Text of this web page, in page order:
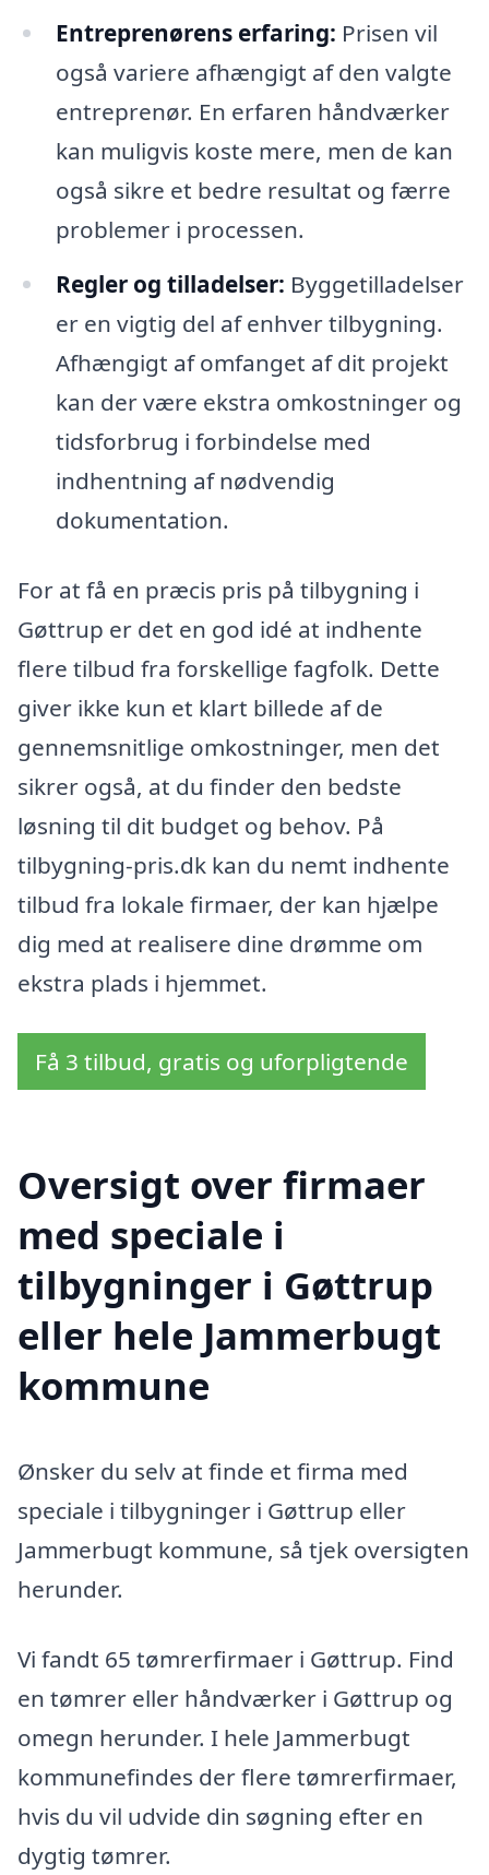
Entreprenørens erfaring: Prisen vil
også variere afhængigt af den valgte
entreprenør. En erfaren håndværker
kan muligvis koste mere, men de kan
også sikre et bedre resultat og færre
problemer i processen.
Regler og tilladelser: Byggetilladelser
er en vigtig del af enhver tilbygning.
Afhængigt af omfanget af dit projekt
kan der være ekstra omkostninger og
tidsforbrug i forbindelse med
indhentning af nødvendig
dokumentation.
For at få en præcis pris på tilbygning i
Gøttrup er det en god idé at indhente
flere tilbud fra forskellige fagfolk. Dette
giver ikke kun et klart billede af de
gennemsnitlige omkostninger, men det
sikrer også, at du finder den bedste
løsning til dit budget og behov. På
tilbygning-pris.dk kan du nemt indhente
tilbud fra lokale firmaer, der kan hjælpe
dig med at realisere dine drømme om
ekstra plads i hjemmet.
Få 3 tilbud, gratis og uforpligtende
Oversigt over firmaer
med speciale i
tilbygninger i Gøttrup
eller hele Jammerbugt
kommune
Ønsker du selv at finde et firma med
speciale i tilbygninger i Gøttrup eller
Jammerbugt kommune, så tjek oversigten
herunder.
Vi fandt 65 tømrerfirmaer i Gøttrup. Find
en tømrer eller håndværker i Gøttrup og
omegn herunder. I hele Jammerbugt
kommunefindes der flere tømrerfirmaer,
hvis du vil udvide din søgning efter en
dygtig tømrer.